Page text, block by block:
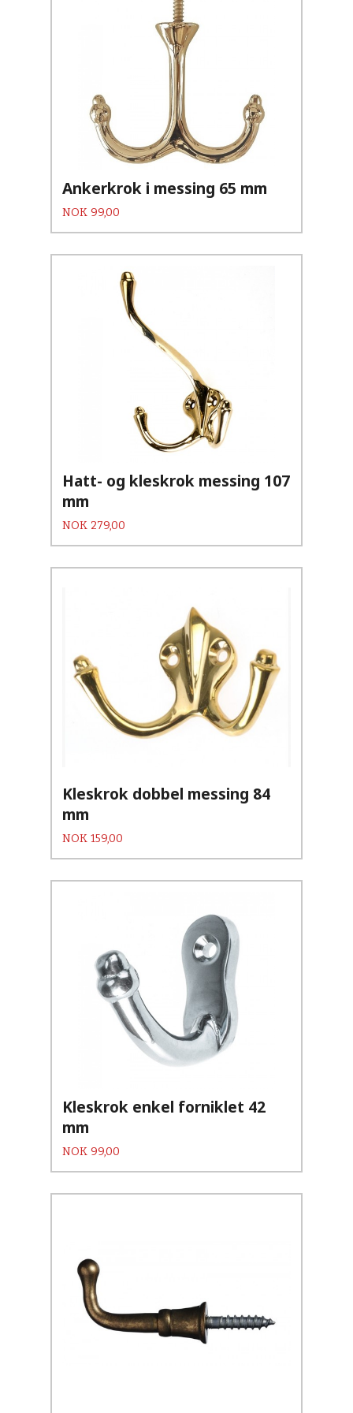
Ankerkrok i messing 65 mm
Pris
NOK 99,00
Hatt- og kleskrok messing 107
mm
Pris
NOK 279,00
Kleskrok dobbel messing 84
mm
Pris
NOK 159,00
Kleskrok enkel forniklet 42
mm
Pris
NOK 99,00